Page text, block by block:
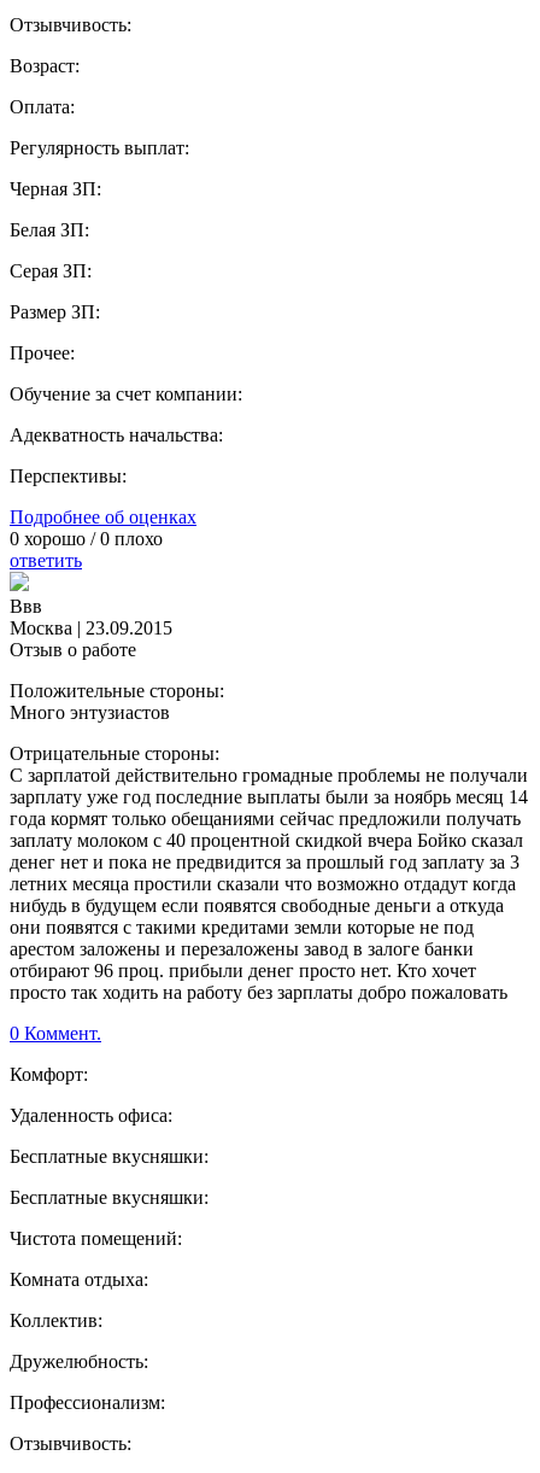
Отзывчивость:
Возраст:
Оплата:
Регулярность выплат:
Черная ЗП:
Белая ЗП:
Серая ЗП:
Размер ЗП:
Прочее:
Обучение за счет компании:
Адекватность начальства:
Перспективы:
Подробнее об оценках
0 хорошо /0 плохо
ответить
Ввв
Москва | 23.09.2015
Отзыв о работе
Положительные стороны:
Много энтузиастов
Отрицательные стороны:
С зарплатой действительно громадные проблемы не получали
зарплату уже год последние выплаты были за ноябрь месяц 14
года кормят только обещаниями сейчас предложили получать
заплату молоком с 40 процентной скидкой вчера Бойко сказал
денег нет и пока не предвидится за прошлый год заплату за 3
летних месяца простили сказали что возможно отдадут когда
нибудь в будущем если появятся свободные деньги а откуда
они появятся с такими кредитами земли которые не под
арестом заложены и перезаложены завод в залоге банки
отбирают 96 проц. прибыли денег просто нет. Кто хочет
просто так ходить на работу без зарплаты добро пожаловать
0 Коммент.
Комфорт:
Удаленность офиса:
Бесплатные вкусняшки:
Бесплатные вкусняшки:
Чистота помещений:
Комната отдыха:
Коллектив:
Дружелюбность:
Профессионализм:
Отзывчивость: